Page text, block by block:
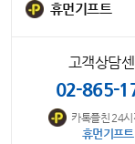
휴먼기프트
고객상담
02-865-
카톡플친 24시
휴먼기프트